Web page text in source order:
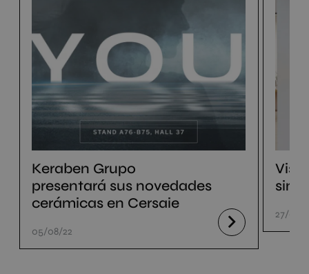
Keraben Grupo
presentará sus novedades
cerámicas en Cersaie
05/08/22
sin
27/07/